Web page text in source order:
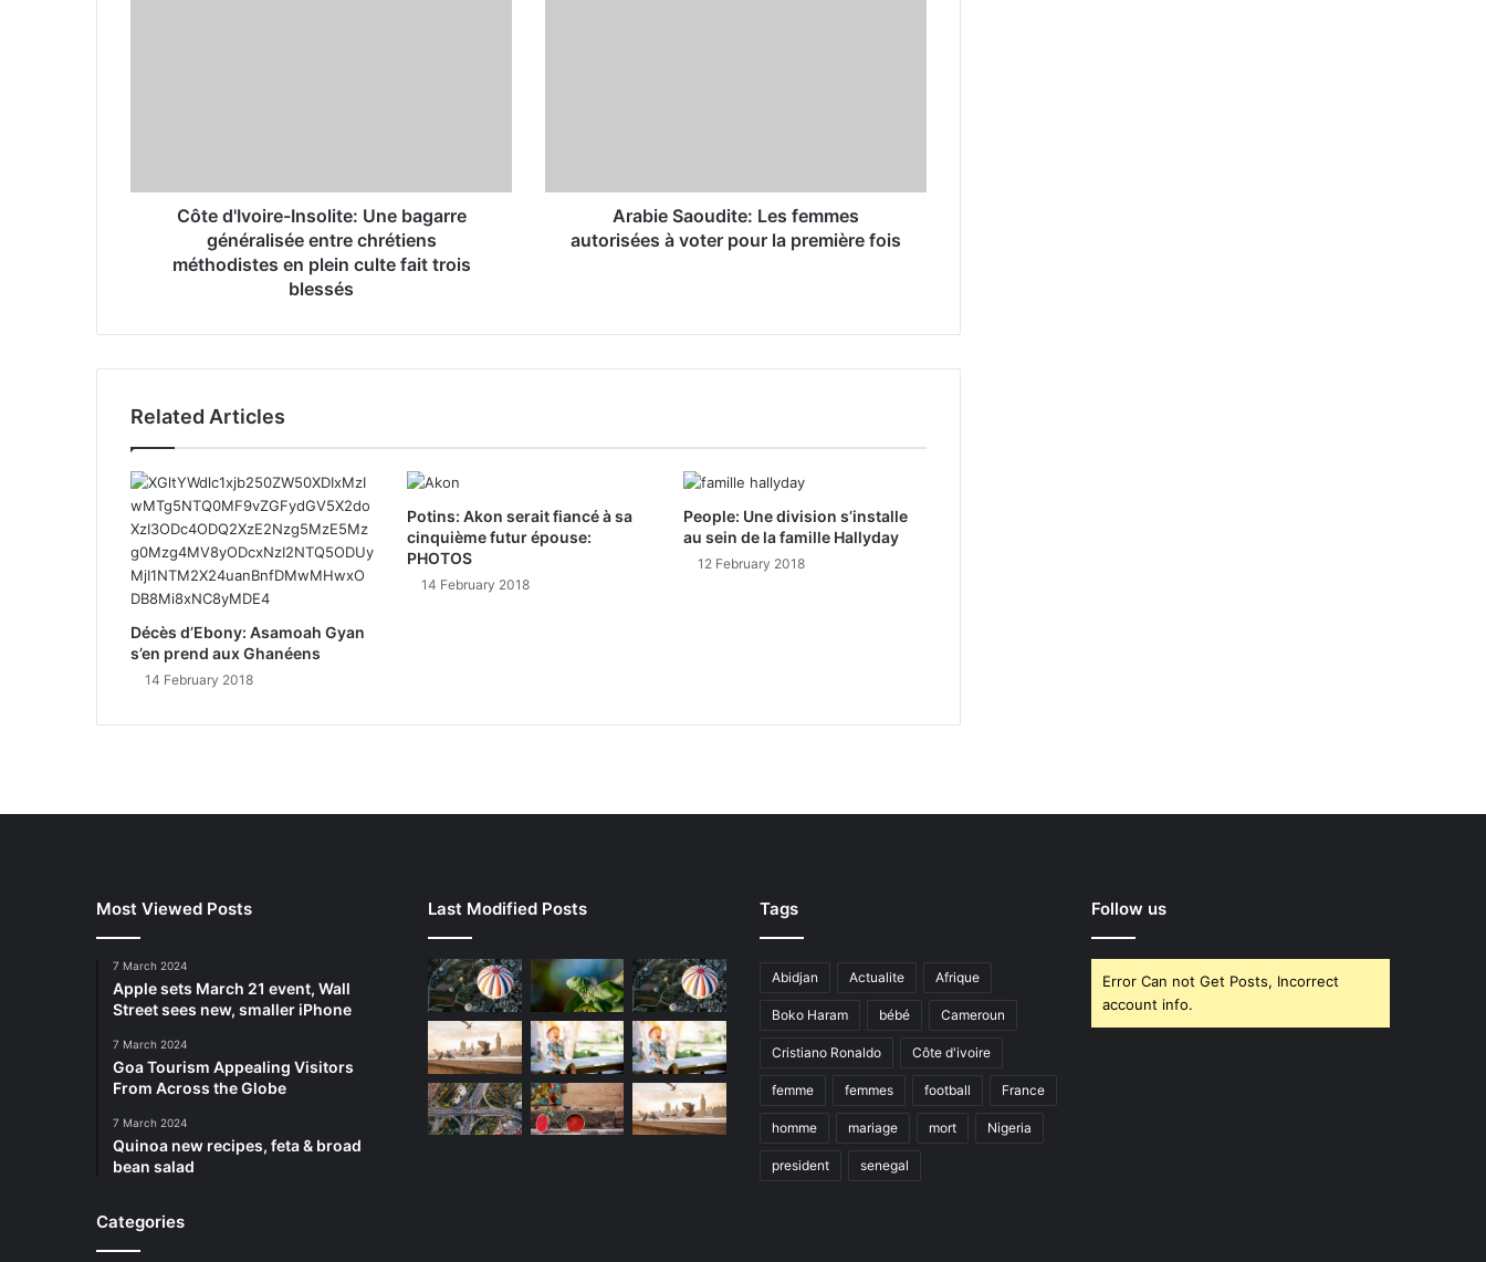
r
Côte d'Ivoire-Insolite: Une bagarre
généralisée entre chrétiens
méthodistes en plein culte fait trois
blessés
Arabie Saoudite: Les femmes
autorisées à voter pour la première fois
Related Articles
Décès d’Ebony: Asamoah Gyan
s’en prend aux Ghanéens
14 February 2018
Potins: Akon serait fiancé à sa
cinquième futur épouse:
PHOTOS
14 February 2018
People: Une division s’installe
au sein de la famille Hallyday
12 February 2018
Most Viewed Posts
7 March 2024
Apple sets March 21 event, Wall
Street sees new, smaller iPhone
7 March 2024
Goa Tourism Appealing Visitors
From Across the Globe
7 March 2024
Quinoa new recipes, feta & broad
bean salad
Categories
Last Modified Posts Tags
Abidjan Actualite Afrique
Boko Haram bébé Cameroun
Cristiano Ronaldo Côte d'ivoire
femme femmes football France
homme mariage mort Nigeria
president senegal
Follow us
Error Can not Get Posts, Incorrect
account info.